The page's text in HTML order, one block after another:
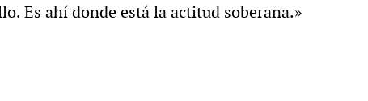
Es ahí donde está la actitud soberana.»